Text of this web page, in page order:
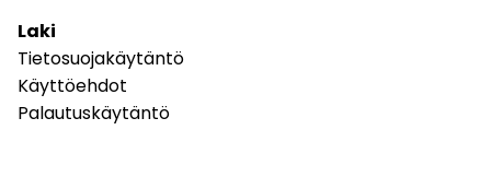
Laki
Tietosuojakäytäntö
Käyttöehdot
Palautuskäytäntö